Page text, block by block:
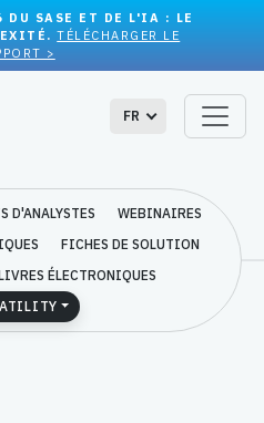
DU SASE ET DE L'IA : LE
TÉLÉCHARGER LE
>
FR
D'ANALYSTES
WEBINAIRES
FICHES DE SOLUTION
ÉLECTRONIQUES